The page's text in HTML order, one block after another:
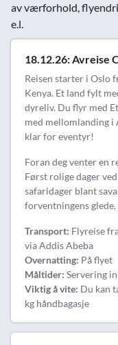
av værforhold,
e.l.
18.12.26: Avreise
Reisen starter i Oslo
Kenya. Et land fylt
dyreliv. Du flyr med
med mellomlanding i
klar for eventyr!
Foran deg venter en
Først rolige dager
safaridager blant
forventningens
Transport: Flyreise
via Addis Abeba
Overnatting: På flyet
Måltider: Servering
Viktig å vite: Du kan
kg håndbagasje